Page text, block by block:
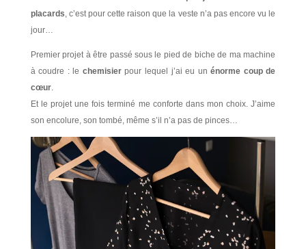
placards, c’est pour cette raison que la veste n’a pas encore vu le
jour…
Premier projet à être passé sous le pied de biche de ma machine
à coudre : le chemisierpour lequel j’ai eu unénorme coup de
cœur.
Et le projet une fois terminé me conforte dans mon choix. J’aime
son encolure, son tombé, même s’il n’a pas de pinces…